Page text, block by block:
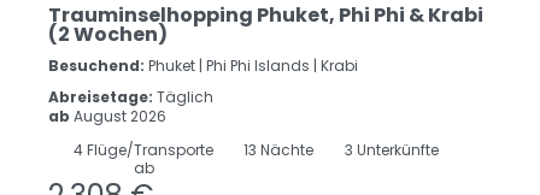
Trauminselhopping Phuket, Phi Phi & Krabi
(2 Wochen)
Besuchend: Phuket | Phi Phi Islands | Krabi
Abreisetage: Täglich
ab August 2026
4Flüge/Transporte 13 Nächte
3 Unterkünfte
ab